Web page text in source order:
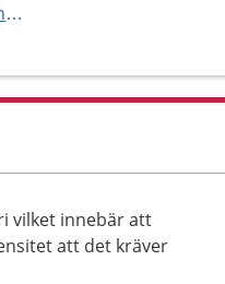
https://www.1177.se/Vasternorrland/barn--gravid/vard-och-stod-for-barn/barn-och-ungdomspsykiatrin-bup-i-vasternorrland/
vilket innebär att
att det kräver